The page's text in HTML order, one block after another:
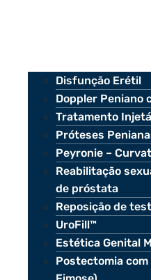
Disfunção Erétil
Doppler Peniano
Tratamento
Próteses
Peyronie –
Reabilitação
de próstata
Reposição de
UroFill™
Estética Genital
Postectomia